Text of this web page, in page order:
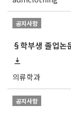
공지사항
§학부생 졸업논
의류학과
공지사항